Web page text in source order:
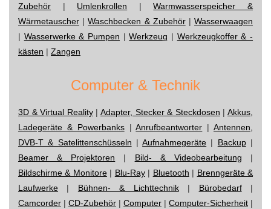
Zubehör | Umlenkrollen |Warmwasserspeicher &
Wärmetauscher |Waschbecken & Zubehör|Wasserwaagen
| Wasserwerke & Pumpen |Werkzeug | Werkzeugkoffer & -
kästen | Zangen
Computer & Technik
3D & Virtual Reality|Adapter, Stecker & Steckdosen |Akkus,
Ladegeräte & Powerbanks|Anrufbeantworter |Antennen,
DVB-T & Satelittenschüsseln |Aufnahmegeräte | Backup|
Beamer & Projektoren | Bild- & Videobearbeitung |
Bildschirme & Monitore| Blu-Ray| Bluetooth | Brenngeräte &
Laufwerke | Bühnen- & Lichttechnik| Bürobedarf|
Camcorder | CD-Zubehör | Computer | Computer-Sicherheit |